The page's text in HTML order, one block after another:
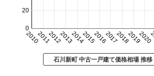
20102011201220132014201520162017201820192020
0
20
石川新町 中古一戸建て価格相場 推移